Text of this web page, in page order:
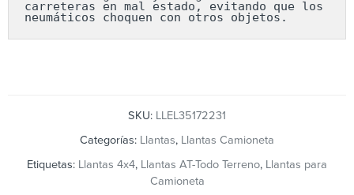
carreteras en mal estado, evitando que los
neumáticos choquen con otros objetos.
SKU: LLEL35172231
Categorías: Llantas, Llantas Camioneta
Etiquetas: Llantas 4x4, Llantas AT-Todo Terreno, Llantas para
Camioneta